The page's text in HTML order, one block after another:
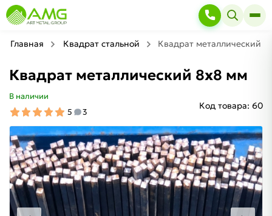
Главная Квадрат стальной Квадрат металлический
Квадрат металлический 8х8 мм
В наличии
5
3
Код товара: 60